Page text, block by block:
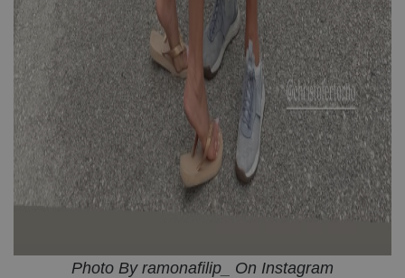
Photo By ramonafilip_ On Instagram